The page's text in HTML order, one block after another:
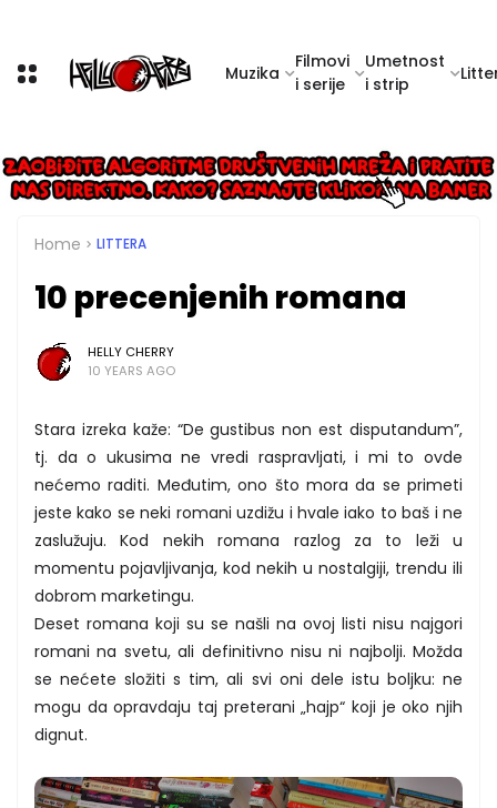
Muzika
Filmovi
i serije
Umetnost
i strip
Home LITTERA
10 precenjenih romana
HELLY CHERRY
10 YEARS AGO
Stara izreka kaže: “De gustibus non est disputandum”,
tj. da o ukusima ne vredi raspravljati, i mi to ovde
nećemo raditi. Međutim, ono što mora da se primeti
jeste kako se neki romani uzdižu i hvale iako to baš i ne
zaslužuju. Kod nekih romana razlog za to leži u
momentu pojavljivanja, kod nekih u nostalgiji, trendu ili
dobrom marketingu.
Deset romana koji su se našli na ovoj listi nisu najgori
romani na svetu, ali definitivno nisu ni najbolji. Možda
se nećete složiti s tim, ali svi oni dele istu boljku: ne
mogu da opravdaju taj preterani „hajp“ koji je oko njih
dignut.